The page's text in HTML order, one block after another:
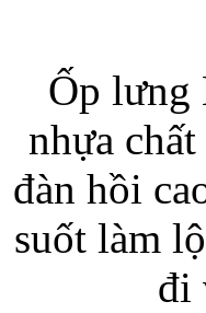
Ốp lưng
nhựa
đàn hồi
suốt làm
đi